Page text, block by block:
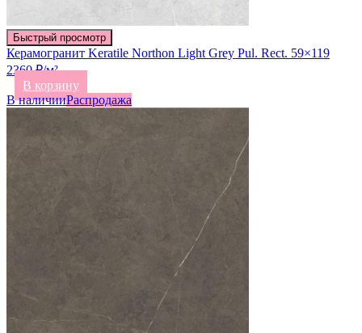
Быстрый просмотр
Керамогранит Keratile Northon Light Grey Pul. Rect. 59×119
2360 ₽/м²
В корзину
В наличииРаспродажа